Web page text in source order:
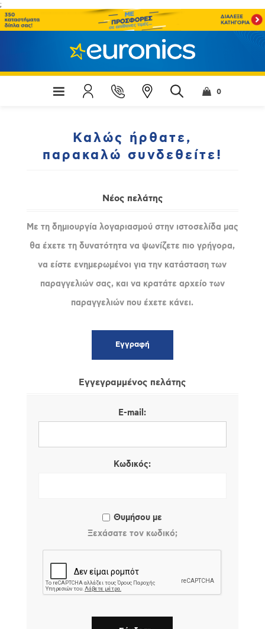
;
0
Καλώς ήρθατε,
παρακαλώ συνδεθείτε!
Νέος πελάτης
Με τη δημιουργία λογαριασμού στην ιστοσελίδα μας
θα έχετε τη δυνατότητα να ψωνίζετε πιο γρήγορα,
να είστε ενημερωμένοι για την κατάσταση των
παραγγελιών σας, και να κρατάτε αρχείο των
παραγγελιών που έχετε κάνει.
Εγγεγραμμένος πελάτης
E-mail:
Κωδικός:
Θυμήσου με
Ξεχάσατε τον κωδικό;